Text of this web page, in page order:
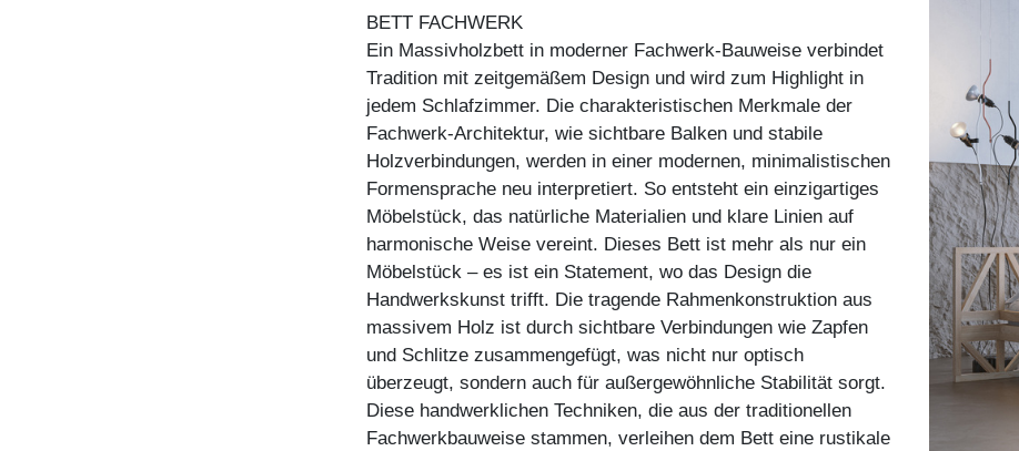
BETT FACHWERK
Ein Massivholzbett in moderner Fachwerk-Bauweise verbindet
Tradition mit zeitgemäßem Design und wird zum Highlight in
jedem Schlafzimmer. Die charakteristischen Merkmale der
Fachwerk-Architektur, wie sichtbare Balken und stabile
Holzverbindungen, werden in einer modernen, minimalistischen
Formensprache neu interpretiert. So entsteht ein einzigartiges
Möbelstück, das natürliche Materialien und klare Linien auf
harmonische Weise vereint. Dieses Bett ist mehr als nur ein
Möbelstück – es ist ein Statement, wo das Design die
Handwerkskunst trifft. Die tragende Rahmenkonstruktion aus
massivem Holz ist durch sichtbare Verbindungen wie Zapfen
und Schlitze zusammengefügt, was nicht nur optisch
überzeugt, sondern auch für außergewöhnliche Stabilität sorgt.
Diese handwerklichen Techniken, die aus der traditionellen
Fachwerkbauweise stammen, verleihen dem Bett eine rustikale